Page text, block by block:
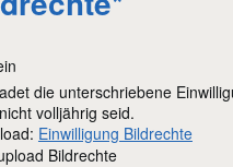
die unterschriebene
volljährig seid.
Einwilligung Bildrechte
Bildrechte